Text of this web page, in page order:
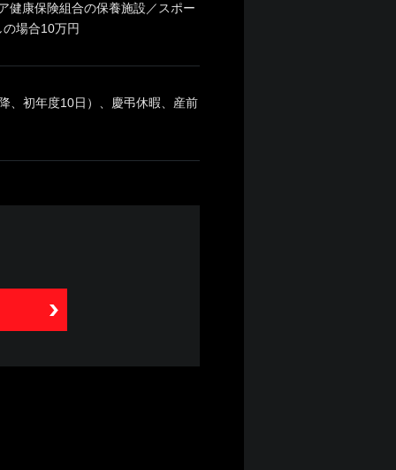
健康保険組合の保養施設／スポー
場合10万円
、初年度10日）、慶弔休暇、産前